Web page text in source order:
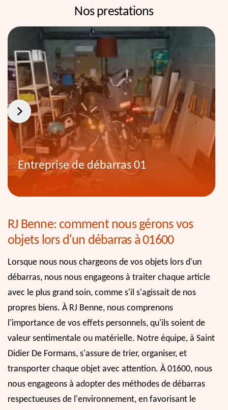
Nos prestations
Entreprise de débarras 01
RJ Benne: comment nous gérons vos
objets lors d'un débarras à 01600
Lorsque nous nous chargeons de vos objets lors d'un
débarras, nous nous engageons à traiter chaque article
avec le plus grand soin, comme s'il s'agissait de nos
propres biens. À RJ Benne, nous comprenons
l'importance de vos effets personnels, qu'ils soient de
valeur sentimentale ou matérielle. Notre équipe, à Saint
Didier De Formans, s'assure de trier, organiser, et
transporter chaque objet avec attention. À 01600, nous
nous engageons à adopter des méthodes de débarras
respectueuses de l'environnement, en favorisant le